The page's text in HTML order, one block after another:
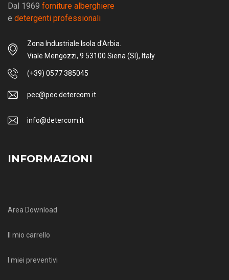
Dal 1969 forniture alberghiere
e detergenti professionali
Zona Industriale Isola d'Arbia.
Viale Mengozzi, 9 53100 Siena (SI), Italy
(+39) 0577 385045
pec@pec.detercom.it
info@detercom.it
INFORMAZIONI
Area Download
Il mio carrello
I miei preventivi